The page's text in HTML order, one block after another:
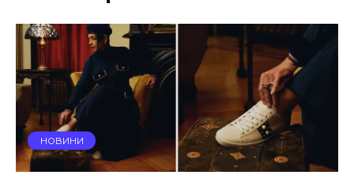
НОВИНИ